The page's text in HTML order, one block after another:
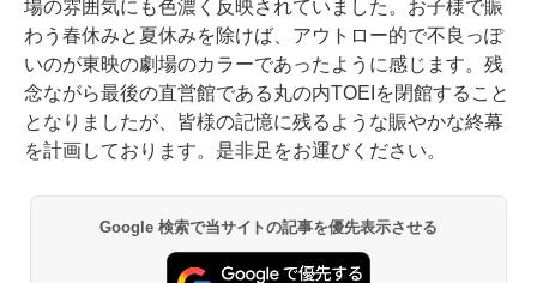
場の雰囲気にも色濃く反映されていました。お子様で賑
わう春休みと夏休みを除けば、アウトロー的で不良っぽ
いのが東映の劇場のカラーであったように感じます。残
念ながら最後の直営館である丸の内TOEIを閉館すること
となりましたが、皆様の記憶に残るような賑やかな終幕
を計画しております。是非足をお運びください。
Google 検索で当サイトの記事を優先表示させる